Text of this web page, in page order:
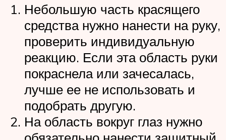
Небольшую часть красящего
средства нужно нанести на руку,
проверить индивидуальную
реакцию. Если эта область руки
покраснела или зачесалась,
лучше ее не использовать и
подобрать другую.
На область вокруг глаз нужно